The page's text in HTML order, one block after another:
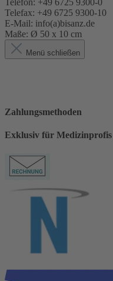
Telefax: +49 6725 9300-10
E-Mail: info(a)bisanz.de
Maße: Ø 50 x 10 cm
Menü schließen
Zahlungsmethoden
Exklusiv für Medizinprofis